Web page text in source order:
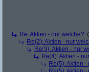
Re: Aktien - nur welche? (
Re(2): Aktien - nur
Re(3): Aktien - nur
Re(4): Aktien -
Re(5): Aktien